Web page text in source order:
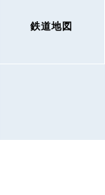
鉄道地図